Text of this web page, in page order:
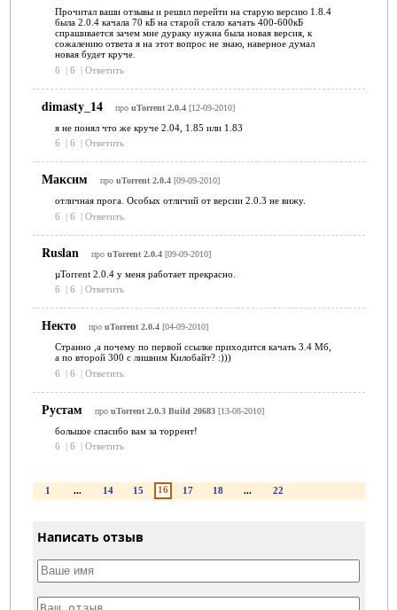
Прочитал ваши отзывы и решил перейти на старую версию 1.8.4
была 2.0.4 качала 70 кБ на старой стало качать 400-600кБ
спрашивается зачем мне дураку нужна была новая версия, к
сожалению ответа я на этот вопрос не знаю, наверное думал
новая будет круче.
6
| 6 | Ответить
dimasty_14 про uTorrent 2.0.4[12-09-2010]
я не понял что же круче 2.04, 1.85 или 1.83
6
| 6 | Ответить
Максим про uTorrent 2.0.4[09-09-2010]
отличная прога. Особых отличий от версии 2.0.3 не вижу.
6
| 6 | Ответить
Ruslan про uTorrent 2.0.4[09-09-2010]
µTorrent 2.0.4 у меня работает прекрасно.
6
| 6 | Ответить
Некто про uTorrent 2.0.4[04-09-2010]
Странно ,а почему по первой ссылке приходится качать 3.4 Мб,
а по второй 300 с лишним Килобайт? :)))
6
| 6 | Ответить
Рустам про uTorrent 2.0.3 Build 20683[13-08-2010]
большое спасибо вам за торрент!
6
| 6 | Ответить
1 ... 14 15 16 17 18 ... 22
Написать отзыв